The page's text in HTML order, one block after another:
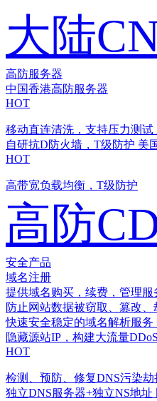
大陆
高防服务器
中国香港高防服务器
HOT
移动直连清洗，支持压力测试
自研抗D防火墙，T级防护 美
HOT
高带宽负载均衡，T级防护
高防
安全产品
域名注册
提供域名购买，续费，管理服
防止网站数据被窃取、篡改、
快速安全稳定的域名解析服务
隐藏源站IP，构建大流量
HOT
检测、预防、修复DNS污染劫
独立DNS服务器+独立NS地址